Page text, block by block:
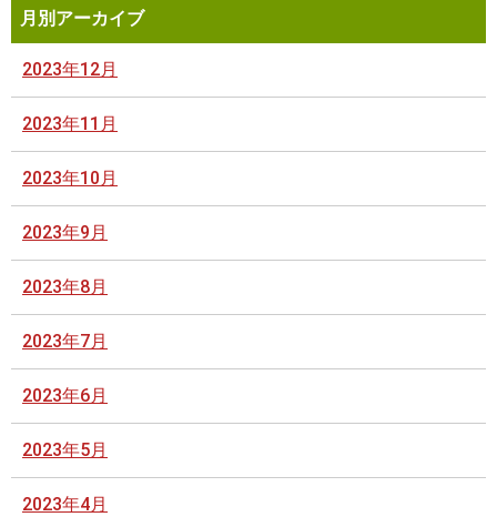
月別アーカイブ
2023年12月
2023年11月
2023年10月
2023年9月
2023年8月
2023年7月
2023年6月
2023年5月
2023年4月